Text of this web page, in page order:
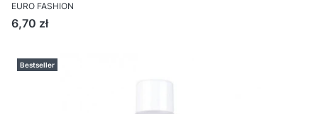
EURO FASHION
Cena
6,70 zł
Bestseller